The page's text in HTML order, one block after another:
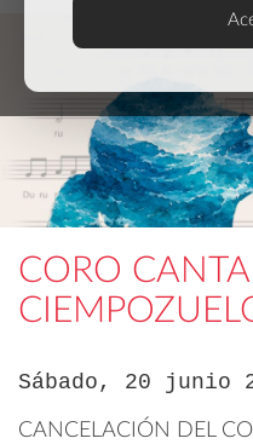
CORO
Sábado, 20 junio
CANCELACIÓN DEL